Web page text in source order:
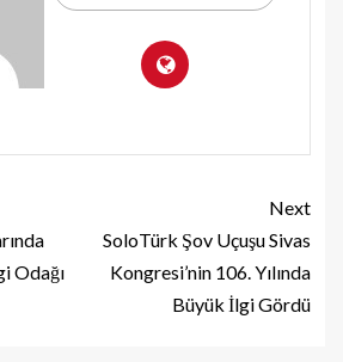
Odağı
Next
SoloTürk Şov Uçuşu Sivas
Kongresi’nin 106. Yılında
Büyük İlgi Gördü